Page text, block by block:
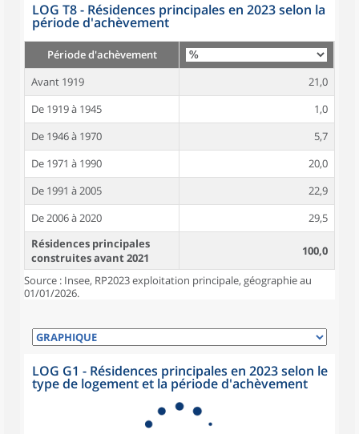
LOG T8 - Résidences principales en 2023 selon la
période d'achèvement
Période d'achèvement
Avant 1919
21,0
De 1919 à 1945
1,0
De 1946 à 1970
5,7
De 1971 à 1990
20,0
De 1991 à 2005
22,9
De 2006 à 2020
29,5
Résidences principales
construites avant 2021
100,0
Source : Insee, RP2023 exploitation principale, géographie au
01/01/2026.
LOG G1 - Résidences principales en 2023 selon le
type de logement et la période d'achèvement